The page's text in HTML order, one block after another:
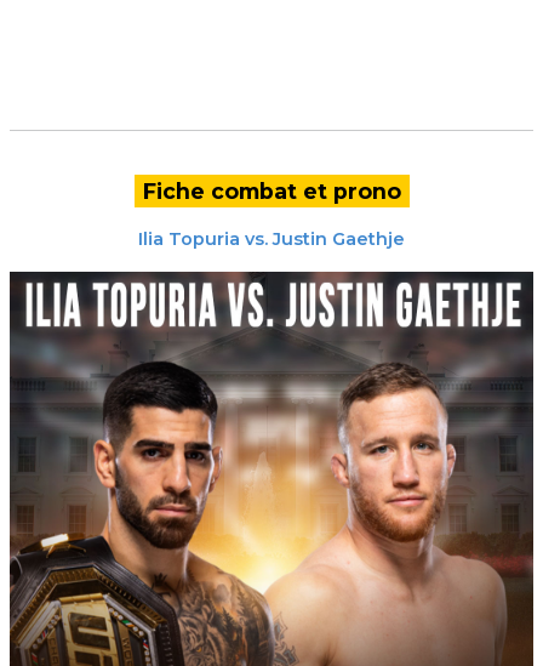
Fiche combat et prono
Ilia Topuria vs. Justin Gaethje